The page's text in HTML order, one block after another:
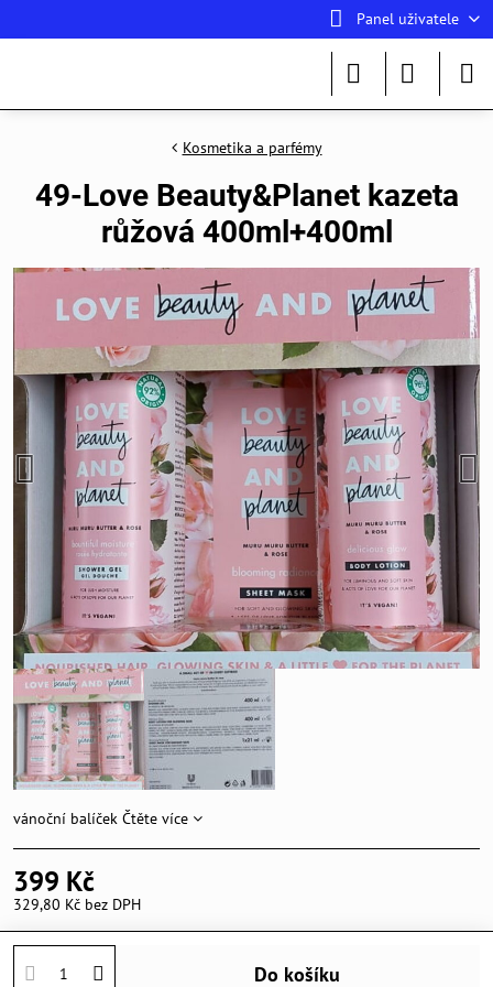
Panel uživatele
Kosmetika a parfémy
49-Love Beauty&Planet kazeta
růžová 400ml+400ml
vánoční balíček Čtěte více
399 Kč
329,80 Kč bez DPH
Do košíku